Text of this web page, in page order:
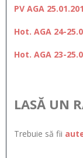
PV AGA
Hot. AGA 24-
Hot. AGA 23-
LASĂ UN
Trebuie să fii